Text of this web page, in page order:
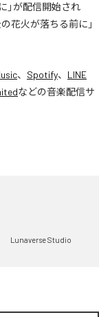
」が配信開始され
花火が落ちる前に」
、 Spotify、 LINE
などの音楽配信サ
Lunaverse Studio